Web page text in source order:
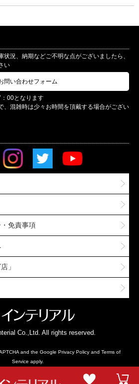
況、納期などご不明な点がございましたら、
い
問い合わせフォーム
00となります
、混雑時は少々お時間を頂戴する場合がござい
免責事項
」
Co.,Ltd. All rights reserved.
and the Google Privacy Policyand Terms of
Service apply.